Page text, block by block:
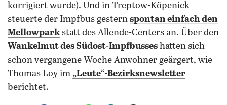
korrigiert wurde). Und in Treptow-Köpenick
steuerte der Impfbus gestern spontan einfach den
Mellowparkstatt des Allende-Centers an. Über den
Wankelmut des Südost-Impfbusses hatten sich
schon vergangene Woche Anwohner geärgert, wie
Thomas Loy im „Leute“-Bezirksnewsletter
berichtet.